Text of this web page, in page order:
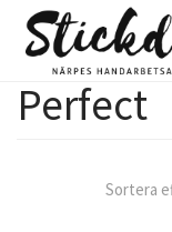
Hyppää
pääsisältöön
Perfect
Sortera